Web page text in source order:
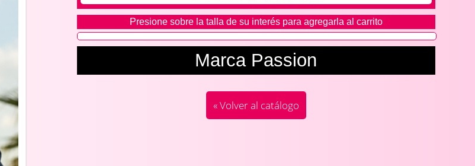
Presione sobre la talla de su interés para agregarla al carrito
Marca Passion
« Volver al catálogo